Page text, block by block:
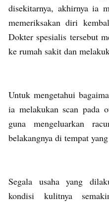
disekitarnya, akhirnya ia
memeriksakan diri
Dokter spesialis tersebut
ke rumah sakit dan
Untuk mengetahui
ia melakukan scan pada
guna mengeluarkan
belakangnya di tempat
Segala usaha yang
kondisi kulitnya